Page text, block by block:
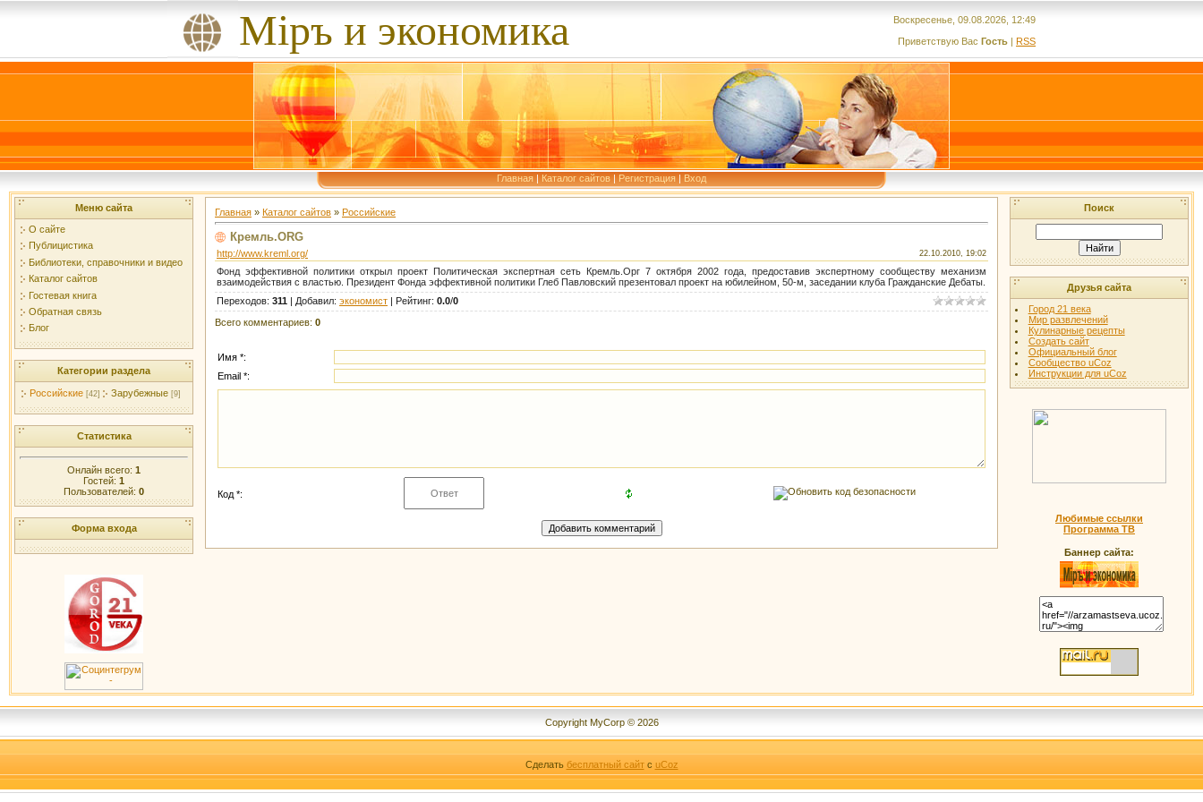
Мiръ и экономика
Воскресенье, 09.08.2026, 12:49
Приветствую Вас Гость | RSS
Главная | Каталог сайтов | Регистрация | Вход
Меню сайта
О сайте
Публицистика
Библиотеки, справочники и видео
Каталог сайтов
Гостевая книга
Обратная связь
Блог
Категории раздела
Российские [42] Зарубежные [9]
Статистика
Онлайн всего: 1
Гостей: 1
Пользователей: 0
Форма входа
Главная » Каталог сайтов » Российские
Кремль.ORG
http://www.kreml.org/ 22.10.2010, 19:02
Фонд эффективной политики открыл проект Политическая экспертная сеть Кремль.Орг 7 октября 2002 года, предоставив экспертному сообществу механизм
взаимодействия с властью. Президент Фонда эффективной политики Глеб Павловский презентовал проект на юбилейном, 50-м, заседании клуба Гражданские Дебаты.
Переходов: 311 | Добавил: экономист | Рейтинг: 0.0/0
Всего комментариев: 0
Имя *:
Email *:
Код *:
Поиск
Друзья сайта
Город 21 века
Мир развлечений
Кулинарные рецепты
Создать сайт
Официальный блог
Сообщество uCoz
Инструкции для uCoz
Любимые ссылки
Программа ТВ
Баннер сайта:
Copyright MyCorp © 2026
Сделать бесплатный сайтс uCoz